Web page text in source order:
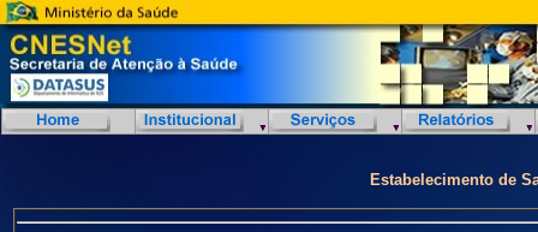
Estabelecimento de